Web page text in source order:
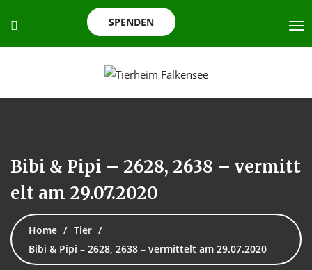
SPENDEN
Bibi & Pipi – 2628, 2638 – vermitt
elt am 29.07.2020
Home
Tier
Bibi & Pipi – 2628, 2638 – vermittelt am 29.07.2020